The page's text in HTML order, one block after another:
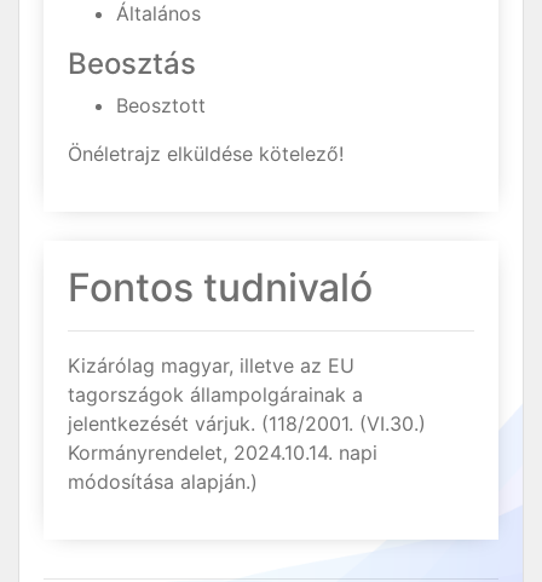
Általános
Beosztás
Beosztott
Önéletrajz elküldése kötelező!
Fontos tudnivaló
Kizárólag magyar, illetve az EU
tagországok állampolgárainak a
jelentkezését várjuk. (118/2001. (VI.30.)
Kormányrendelet, 2024.10.14. napi
módosítása alapján.)